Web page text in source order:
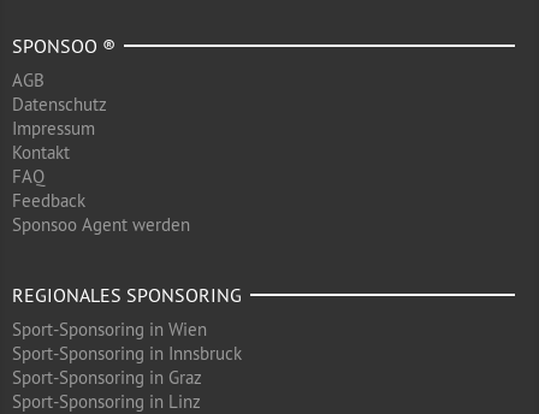
SPONSOO ®
AGB
Datenschutz
Impressum
Kontakt
FAQ
Feedback
Sponsoo Agent werden
REGIONALES SPONSORING
Sport-Sponsoring in Wien
Sport-Sponsoring in Innsbruck
Sport-Sponsoring in Graz
Sport-Sponsoring in Linz